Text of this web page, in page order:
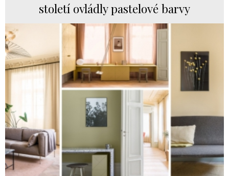
století ovládly pastelové barvy